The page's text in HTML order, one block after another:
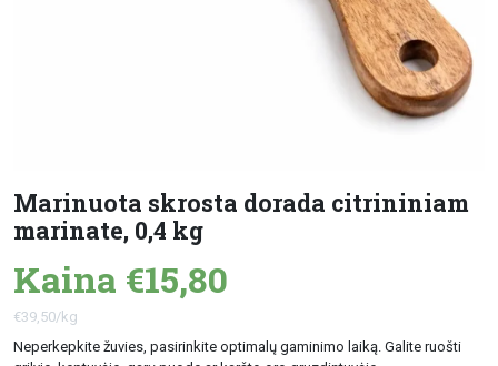
Marinuota skrosta dorada citrininiam
marinate, 0,4 kg
Kaina €15,80
€39,50/kg
Neperkepkite žuvies, pasirinkite optimalų gaminimo laiką. Galite ruošti